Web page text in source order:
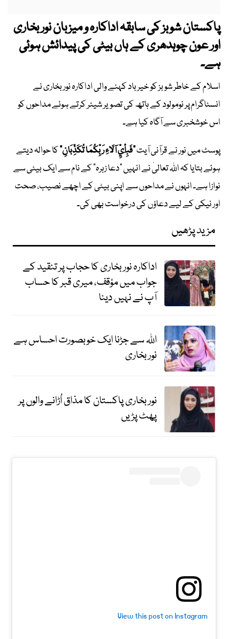
پاکستان شوبز کی سابقہ اداکارہ و میزبان نور بخاری
اور عون چوہدھری کے ہاں بیٹی کی پیدائش ہوئی
ہے۔
اسلام کے خاطر شوبز کو خیرباد کہنے والی اداکارہ نور بخاری نے
انسٹاگرام پر نومولود کے ہاتھ کی تصویر شیئر کرتے ہوئے مداحوں کو
اس خوشخبری سے آگاہ کیا ہے۔
پوسٹ میں نور نے قرآنی آیت"فَبِأَيِّ آلَاءِ رَبِّكُمَا تُكَذِّبَانِ"کا حوالہ دیتے
ہوئے بتایا کہ اللہ تعالیٰ نے انہیں "دعا زہرہ" کے نام سے ایک بیٹی سے
نوازا ہے۔ انہوں نے مداحوں سے اپنی بیٹی کے اچھے نصیب، صحت
اور نیکی کے لیے دعاؤں کی درخواست بھی کی۔
مزید پڑھیں
اداکارہ نور بخاری کا حجاب پر تنقید کے
جواب میں مؤقف، میری قبر کا حساب
آپ نے نہیں دینا
اللہ سے جڑنا ایک خوبصورت احساس ہے
نور بخاری
نور بخاری پاکستان کا مذاق اُڑانے والوں پر
پھٹ پڑیں
View this post on Instagram